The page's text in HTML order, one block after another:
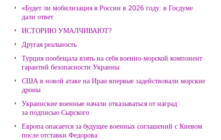
«Будет ли мобилизация в России в 2026 году: в Госдуме
дали ответ
ИСТОРИЮ УМАЛЧИВАЮТ?
Другая реальность
Турция пообещала взять на себя военно-морской компонент
гарантий безопасности Украины
США в новой атаке на Иран впервые задействовали морские
дроны
Украинские военные начали отказываться от наград
за подписью Сырского
Европа опасается за будущее военных соглашений с Киевом
после отставки Федорова